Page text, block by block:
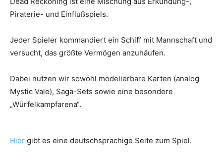
Piraterie- und Einflußspiels.
Jeder Spieler kommandiert ein Schiff mit Mannschaft und
versucht, das größte Vermögen anzuhäufen.
Dabei nutzen wir sowohl modelierbare Karten (analog
Mystic Vale), Saga-Sets sowie eine besondere
„Würfelkampfarena“.
Hier gibt es eine deutschsprachige Seite zum Spiel.